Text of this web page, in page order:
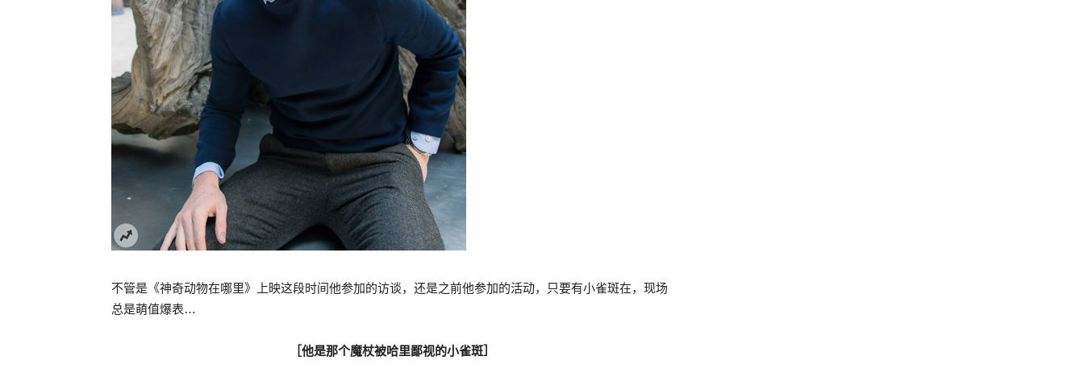
不管是《神奇动物在哪里》上映这段时间他参加的访谈，还是之前他参加的活动，只要有小雀斑在，现场
总是萌值爆表…
［他是那个魔杖被哈里鄙视的小雀斑］